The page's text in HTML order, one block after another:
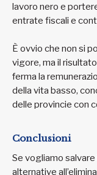
lavoro nero e
entrate fiscali e
È ovvio che non si
vigore, ma il
ferma la
della vita basso,
delle provincie con
Conclusioni
Se vogliamo
alternative